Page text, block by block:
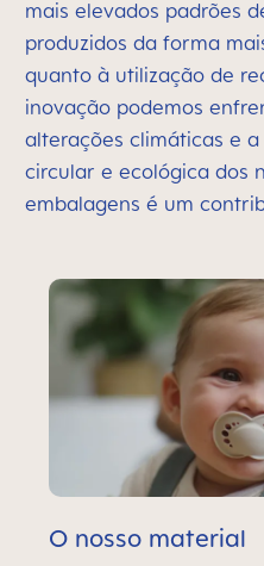
mais elevados padrões
produzidos da forma
quanto à utilização de
inovação podemos
alterações climáticas e
circular e ecológica dos
embalagens é um
O nosso material